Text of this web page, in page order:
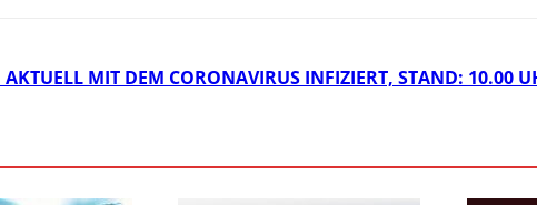
MIT DEM CORONAVIRUS INFIZIERT, STAND: 10.00